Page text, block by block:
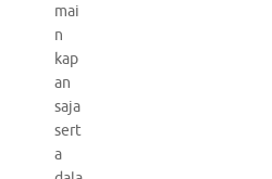
mai
n
kap
an
saja
sert
a